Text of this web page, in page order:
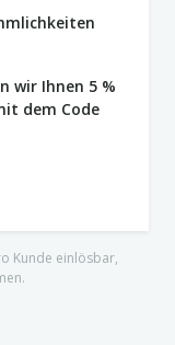
wir Ihnen 5 %
dem Code
Kunde einlösbar,